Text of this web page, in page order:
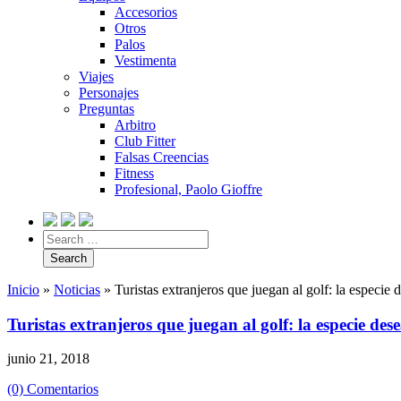
Accesorios
Otros
Palos
Vestimenta
Viajes
Personajes
Preguntas
Arbitro
Club Fitter
Falsas Creencias
Fitness
Profesional, Paolo Gioffre
Inicio » Noticias » Turistas extranjeros que juegan al golf: la especie
Turistas extranjeros que juegan al golf: la especie
junio 21, 2018
(0) Comentarios